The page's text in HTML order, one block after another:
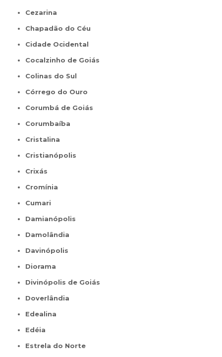
Cezarina
Chapadão do Céu
Cidade Ocidental
Cocalzinho de Goiás
Colinas do Sul
Córrego do Ouro
Corumbá de Goiás
Corumbaíba
Cristalina
Cristianópolis
Crixás
Cromínia
Cumari
Damianópolis
Damolândia
Davinópolis
Diorama
Divinópolis de Goiás
Doverlândia
Edealina
Edéia
Estrela do Norte